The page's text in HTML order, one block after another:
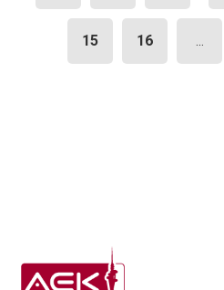
15 16 ...